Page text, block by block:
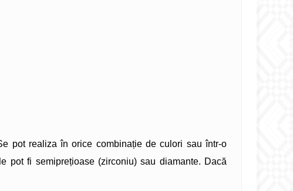
pot realiza în orice combinație de culori sau într-o
pot fi semiprețioase (zirconiu) sau diamante. Dacă